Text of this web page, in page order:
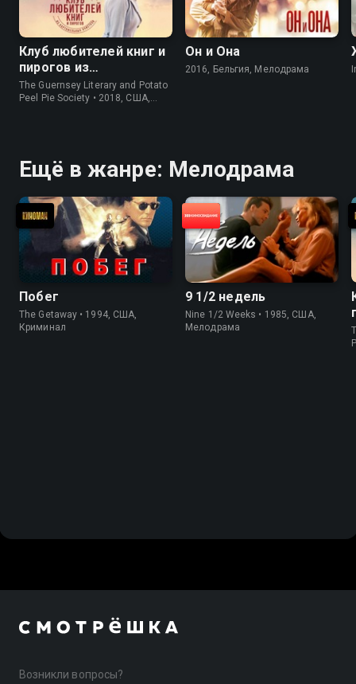
Клуб любителей книг и
пирогов из
картофельных
очистков
The Guernsey Literary and Potato
Peel Pie Society • 2018, США,
Он и Она
2016, Бельгия, Мелодрама
Ещё в жанре: Мелодрама
Побег
The Getaway • 1994, США,
Криминал
9 1/2 недель
Nine 1/2 Weeks • 1985, США,
Мелодрама
Возникли вопросы?